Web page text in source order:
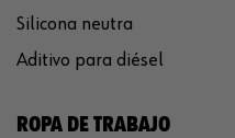
Silicona neutra
Aditivo para diésel
ROPA DE TRABAJO